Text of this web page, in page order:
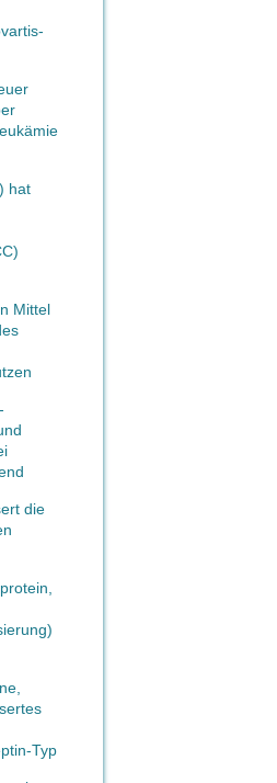
hat
Mittel
die
Typ